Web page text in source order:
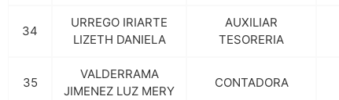
34
URREGO IRIARTE
LIZETH DANIELA
AUXILIAR
TESORERIA
35
VALDERRAMA
JIMENEZ LUZ MERY
CONTADORA